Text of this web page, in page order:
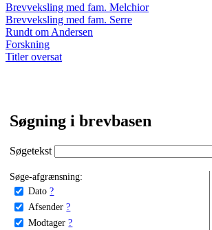
Brevveksling med fam. Melchior
Brevveksling med fam. Serre
Rundt om Andersen
Forskning
Titler oversat
Søgning i brevbasen
Søgetekst
Søge-afgrænsning:
Dato ?
Afsender ?
Modtager ?